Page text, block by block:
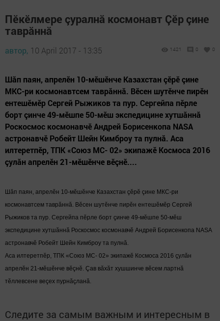
Пӗкӗлмере çуралнă космонавт Çӗр çине
таврăннă
автор, 10 April 2017 - 13:35 1421 0 0
Шăп паян, апрелӗн 10-мӗшӗнче Казахстан çӗрĕ çине
МКС-ри космонавтсем таврăннă. Вӗсен шутӗнче пирӗн
ентешӗмӗр Сергей Рыжиков та пур. Сергейпа пӗрле
борт çинче 49-мӗшпе 50-мӗш экспедицине хутшăннă
Роскосмос космонавчӗ Андрей Борисенкопа NASA
астронавчӗ Робейт Шейн Кимброу та пулнă. Аса
илтеретпӗр, ТПК «Союз МС- 02» экипажĕ Космоса 2016
çулăн апрелӗн 21-мӗшӗнче вĕçнĕ....
Шăп паян, апрелӗн 10-мӗшӗнче Казахстан çӗрĕ çине МКС-ри
космонавтсем таврăннă. Вӗсен шутӗнче пирӗн ентешӗмӗр Сергей
Рыжиков та пур. Сергейпа пӗрле борт çинче 49-мӗшпе 50-мӗш
экспедицине хутшăннă Роскосмос космонавчӗ Андрей Борисенкопа NASA
астронавчӗ Робейт Шейн Кимброу та пулнă.
Аса илтеретпӗр, ТПК «Союз МС- 02» экипажĕ Космоса 2016 çулăн
апрелӗн 21-мӗшӗнче вĕçнĕ. Çав вăхăт хушшинче вӗсем лартнă
тӗллевсене веçех пурнăçланă.
Следите за самым важным и интересным в